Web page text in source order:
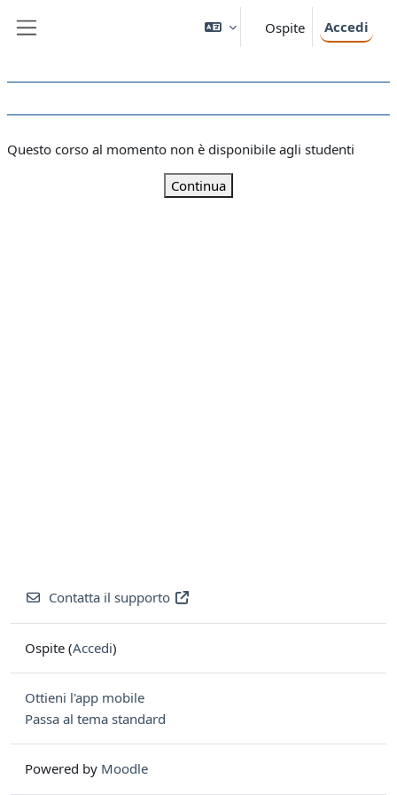
Ospite Accedi
Questo corso al momento non è disponibile agli studenti
Continua
Contatta il supporto
Ospite (Accedi)
Ottieni l'app mobile
Passa al tema standard
Powered by Moodle